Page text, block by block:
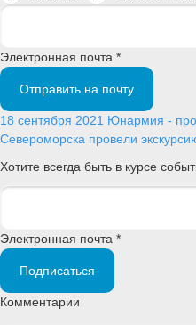
Электронная почта *
Отправить на почту
18 сентября 2021 Юнармия -
Североморска провели
Хотите всегда быть в курсе
Электронная почта *
Подписаться
Комментарии